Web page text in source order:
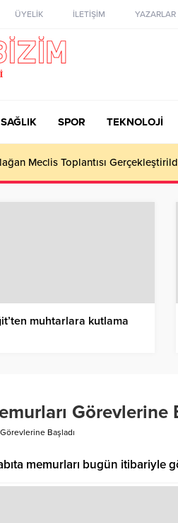
ÜYELİK İLETİŞİM YAZARLAR
SAĞLIK SPOR TEKNOLOJİ
Meclis Toplantısı
muhtarlara kutlama
Görevlerine
Başladı
memurları bugün itibariyle